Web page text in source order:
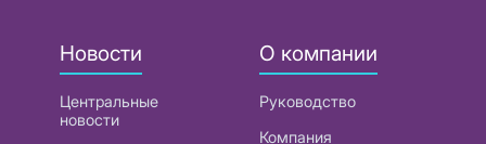
Новости
Центральные
новости
О компании
Руководство
Компания